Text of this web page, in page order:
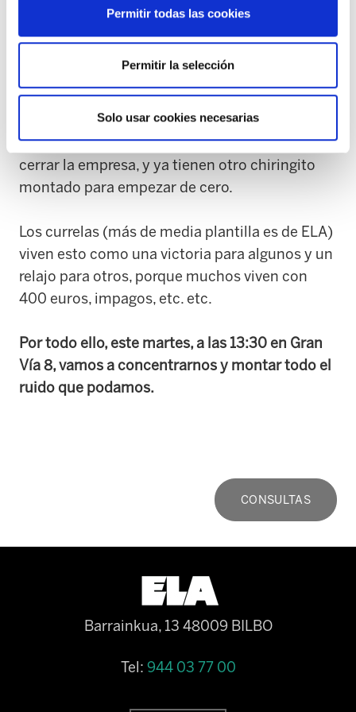
Permitir todas las cookies
Permitir la selección
Solo usar cookies necesarias
Nos damos cuenta que los currelas ni cotizan
correctamente.
Seguridad Social), y le ponen a la empresa una
sanción de 90.000 euros... que usan para
meter un concurso de acreedores. Quieren
cerrar la empresa, y ya tienen otro chiringito
montado para empezar de cero.
Los currelas (más de media plantilla es de ELA)
viven esto como una victoria para algunos y un
relajo para otros, porque muchos viven con
400 euros, impagos, etc. etc.
Por todo ello, este martes, a las 13:30 en Gran
Vía 8, vamos a concentrarnos y montar todo el
ruido que podamos.
CONSULTAS
Barrainkua, 13 48009 BILBO
Tel: 944 03 77 00